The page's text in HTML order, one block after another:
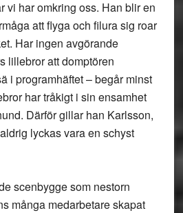
vi har omkring oss. Han blir en
att flyga och filura sig roar
Har ingen avgörande
lillebror att domptören
i programhäftet – begår minst
har tråkigt i sin ensamhet
Därför gillar han Karlsson,
lyckas vara en schyst
scenbygge som nestorn
många medarbetare skapat